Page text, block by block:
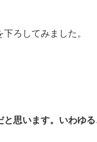
ろしてみました。
思います。いわゆる